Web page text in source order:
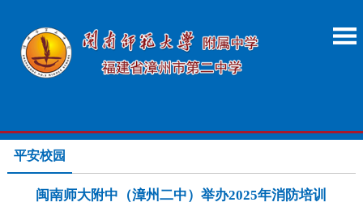
平安校园
闽南师大附中（漳州二中）举办2025年消防培训